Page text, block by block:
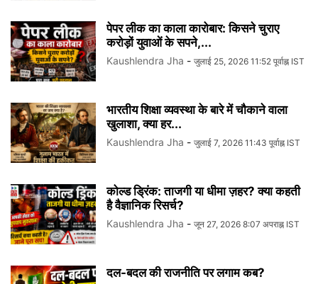
पेपर लीक का काला कारोबार: किसने चुराए
करोड़ों युवाओं के सपने,...
Kaushlendra Jha - जुलाई 25, 2026 11:52 पूर्वाह्न IST
भारतीय शिक्षा व्यवस्था के बारे में चौकाने वाला
खुलाशा, क्या हर...
Kaushlendra Jha - जुलाई 7, 2026 11:43 पूर्वाह्न IST
कोल्ड ड्रिंक: ताजगी या धीमा ज़हर? क्या कहती
है वैज्ञानिक रिसर्च?
Kaushlendra Jha - जून 27, 2026 8:07 अपराह्न IST
दल-बदल की राजनीति पर लगाम कब?